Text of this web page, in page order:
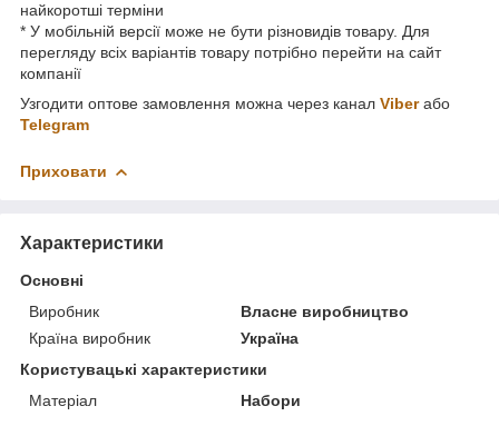
найкоротші терміни
* У мобільній версії може не бути різновидів товару. Для
перегляду всіх варіантів товару потрібно перейти на сайт
компанії
Узгодити оптове замовлення можна через канал Viber або
Telegram
Приховати
Характеристики
Основні
Виробник
Власне виробництво
Країна виробник
Україна
Користувацькі характеристики
Матеріал
Набори